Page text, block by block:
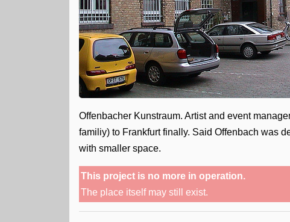
Offenbacher Kunstraum. Artist and event
familiy) to Frankfurt finally. Said Offenbach was
with smaller space.
This project is no more in operation.
The place itself may still exist.